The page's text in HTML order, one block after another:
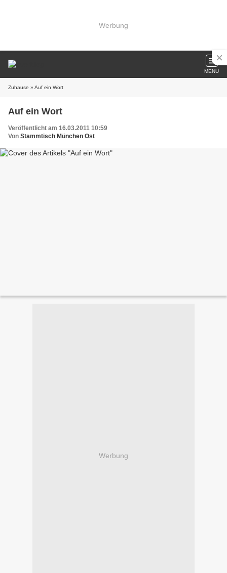
Werbung
MENU
Zuhause » Auf ein Wort
Auf ein Wort
Veröffentlicht am 16.03.2011 10:59
Von Stammtisch München Ost
Werbung